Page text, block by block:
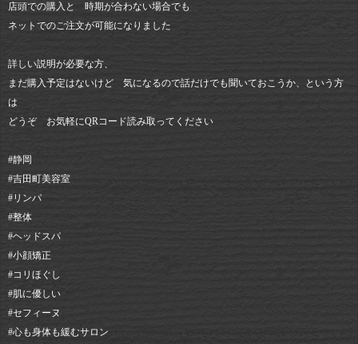
店頭での購入と 時期が合わない場合でも
ネットでのご注文が可能になりました
詳しい説明が必要な方、
まだ購入予定はないけど 気になるので話だけでも聞いておこうか、という方
は
どうぞ お気軽にQRコード読み取ってください
#静岡
#吉田町美容室
#リンパ
#整体
#ヘッドスパ
#小顔矯正
#コリほぐし
#肌に優しい
#セフィーヌ
#心も身体も緩むサロン